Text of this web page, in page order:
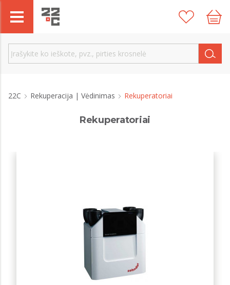
22C Rekuperacija | Vėdinimas Rekuperatoriai
Rekuperatoriai